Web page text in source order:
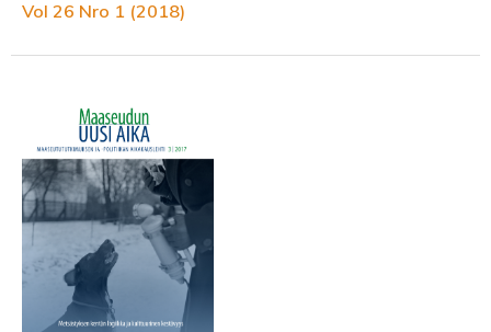
Vol 26 Nro 1 (2018)